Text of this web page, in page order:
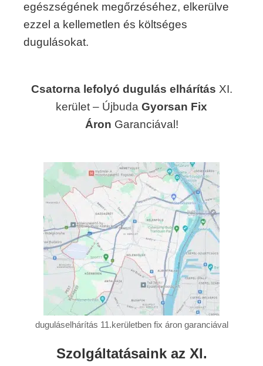
egészségének megőrzéséhez, elkerülve
ezzel a kellemetlen és költséges
dugulásokat.
Csatorna lefolyó dugulás elhárítás XI.
kerület – Újbuda Gyorsan Fix
Áron Garanciával!
duguláselhárítás 11.kerületben fix áron garanciával
Szolgáltatásaink az XI.